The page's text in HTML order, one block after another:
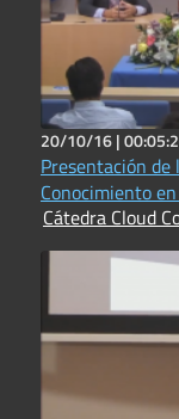
20/10/16 |
Presentación de
Conocimiento
Cátedra Cloud